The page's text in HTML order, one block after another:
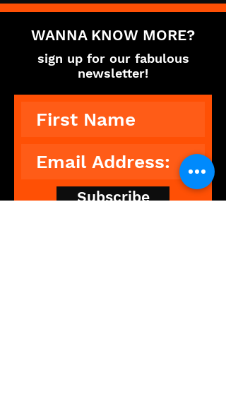
WANNA KNOW MORE?
sign up for our fabulous
newsletter!
Subscribe